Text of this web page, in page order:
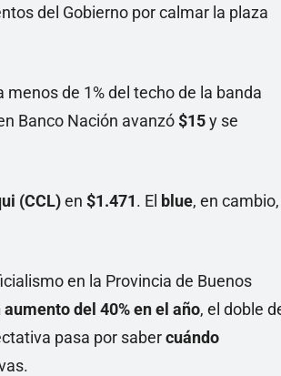
del Gobierno por calmar la plaza
menos de 1% del techo de la banda
Banco Nación avanzó$15y se
(CCL)en $1.471. El blue, en cambio,
en la Provincia de Buenos
del 40% en el año, el doble
pasa por sabercuándo